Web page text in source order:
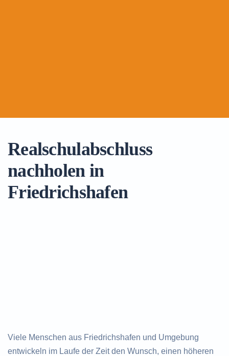
Realschulabschluss
nachholen in
Friedrichshafen
Viele Menschen aus Friedrichshafen und Umgebung
entwickeln im Laufe der Zeit den Wunsch, einen höheren